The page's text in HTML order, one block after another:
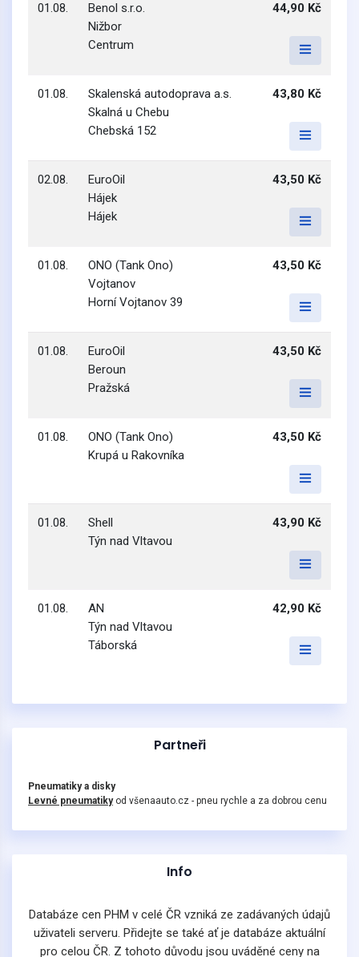
01.08.
Benol s.r.o.
Nižbor
Centrum
44,90 Kč
01.08.
Skalenská autodoprava a.s.
Skalná u Chebu
Chebská 152
43,80 Kč
02.08.
EuroOil
Hájek
Hájek
43,50 Kč
01.08.
ONO (Tank Ono)
Vojtanov
Horní Vojtanov 39
43,50 Kč
01.08.
EuroOil
Beroun
Pražská
43,50 Kč
01.08.
ONO (Tank Ono)
Krupá u Rakovníka
43,50 Kč
01.08.
Shell
Týn nad Vltavou
43,90 Kč
01.08.
AN
Týn nad Vltavou
Táborská
42,90 Kč
Partneři
Pneumatiky a disky
Levné pneumatikyod všenaauto.cz - pneu rychle a za dobrou cenu
Info
Databáze cen PHM v celé ČR vzniká ze zadávaných údajů
uživateli serveru. Přidejte se také ať je databáze aktuální
pro celou ČR. Z tohoto důvodu jsou uváděné ceny na